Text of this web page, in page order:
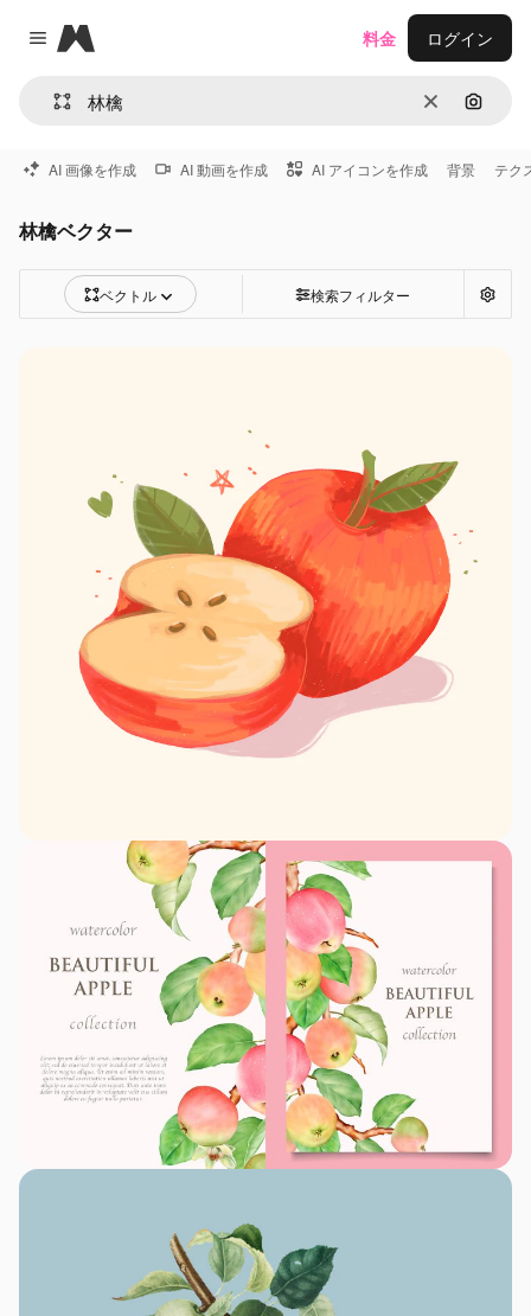
Close menu
Magnific
消去 画像で
料金 ログイン
AI 画像を作成 AI 動画を作成 AI アイコンを作成 背景 テク
林檎ベクター
ベクトル 検索フィルター